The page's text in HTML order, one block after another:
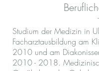
Studium der Medizin in
Facharztausbildung am
2010 und am
2010 - 2018.